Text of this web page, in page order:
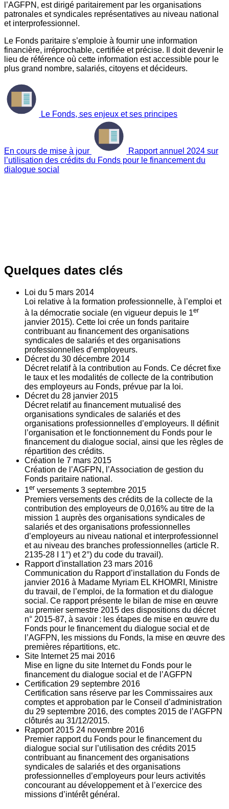
l’AGFPN, est dirigé paritairement par les organisations
patronales et syndicales représentatives au niveau national
et interprofessionnel.
Le Fonds paritaire s’emploie à fournir une information
financière, irréprochable, certifiée et précise. Il doit devenir le
lieu de référence où cette information est accessible pour le
plus grand nombre, salariés, citoyens et décideurs.
Le Fonds, ses enjeux et ses principes
En cours de mise à jour
Rapport annuel 2024 sur
l’utilisation des crédits du Fonds pour le financement du
dialogue social
Quelques dates clés
Loi du 5 mars 2014
Loi relative à la formation professionnelle, à l’emploi et
à la démocratie sociale (en vigueur depuis le 1er
janvier 2015). Cette loi crée un fonds paritaire
contribuant au financement des organisations
syndicales de salariés et des organisations
professionnelles d’employeurs.
Décret du 30 décembre 2014
Décret relatif à la contribution au Fonds. Ce décret fixe
le taux et les modalités de collecte de la contribution
des employeurs au Fonds, prévue par la loi.
Décret du 28 janvier 2015
Décret relatif au financement mutualisé des
organisations syndicales de salariés et des
organisations professionnelles d’employeurs. Il définit
l’organisation et le fonctionnement du Fonds pour le
financement du dialogue social, ainsi que les règles de
répartition des crédits.
Création le 7 mars 2015
Création de l’AGFPN, l’Association de gestion du
Fonds paritaire national.
1er versements 3 septembre 2015
Premiers versements des crédits de la collecte de la
contribution des employeurs de 0,016% au titre de la
mission 1 auprès des organisations syndicales de
salariés et des organisations professionnelles
d’employeurs au niveau national et interprofessionnel
et au niveau des branches professionnelles (article R.
2135‐28 I 1°) et 2°) du code du travail).
Rapport d'installation 23 mars 2016
Communication du Rapport d’installation du Fonds de
janvier 2016 à Madame Myriam EL KHOMRI, Ministre
du travail, de l’emploi, de la formation et du dialogue
social. Ce rapport présente le bilan de mise en œuvre
au premier semestre 2015 des dispositions du décret
n° 2015-87, à savoir : les étapes de mise en œuvre du
Fonds pour le financement du dialogue social et de
l’AGFPN, les missions du Fonds, la mise en œuvre des
premières répartitions, etc.
Site Internet 25 mai 2016
Mise en ligne du site Internet du Fonds pour le
financement du dialogue social et de l’AGFPN
Certification 29 septembre 2016
Certification sans réserve par les Commissaires aux
comptes et approbation par le Conseil d’administration
du 29 septembre 2016, des comptes 2015 de l’AGFPN
clôturés au 31/12/2015.
Rapport 2015 24 novembre 2016
Premier rapport du Fonds pour le financement du
dialogue social sur l’utilisation des crédits 2015
contribuant au financement des organisations
syndicales de salariés et des organisations
professionnelles d’employeurs pour leurs activités
concourant au développement et à l’exercice des
missions d’intérêt général.